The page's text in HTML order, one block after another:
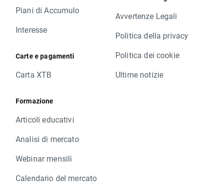
Piani di Accumulo
Interesse
Carte e pagamenti
Carta XTB
Formazione
Articoli educativi
Analisi di mercato
Webinar mensili
Calendario del mercato
Avvertenze Legali
Politica della privacy
Politica dei cookie
Ultime notizie